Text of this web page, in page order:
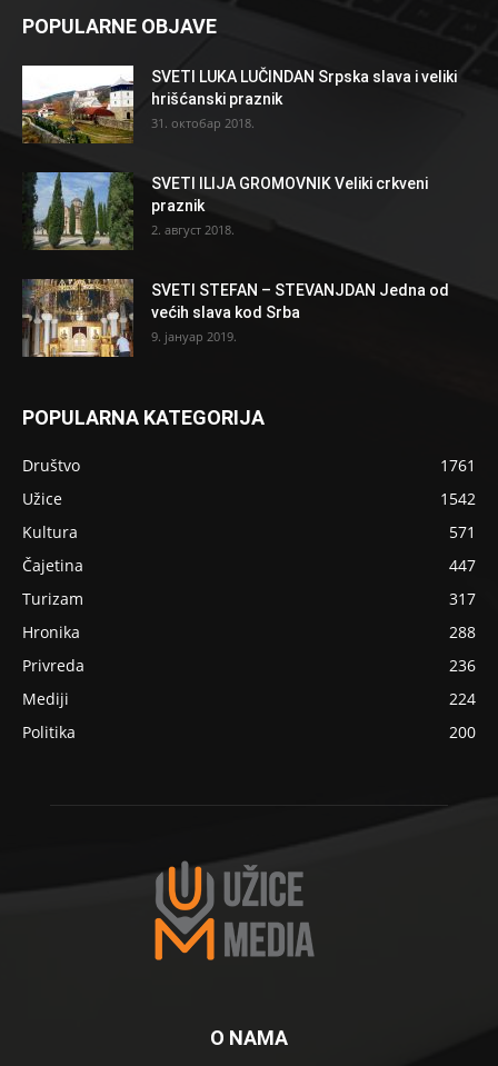
POPULARNE OBJAVE
SVETI LUKA LUČINDAN Srpska slava i veliki
hrišćanski praznik
31. октобар 2018.
SVETI ILIJA GROMOVNIK Veliki crkveni
praznik
2. август 2018.
SVETI STEFAN – STEVANJDAN Jedna od
većih slava kod Srba
9. јануар 2019.
POPULARNA KATEGORIJA
Društvo
1761
Užice
1542
Kultura
571
Čajetina
447
Turizam
317
Hronika
288
Privreda
236
Mediji
224
Politika
200
O NAMA